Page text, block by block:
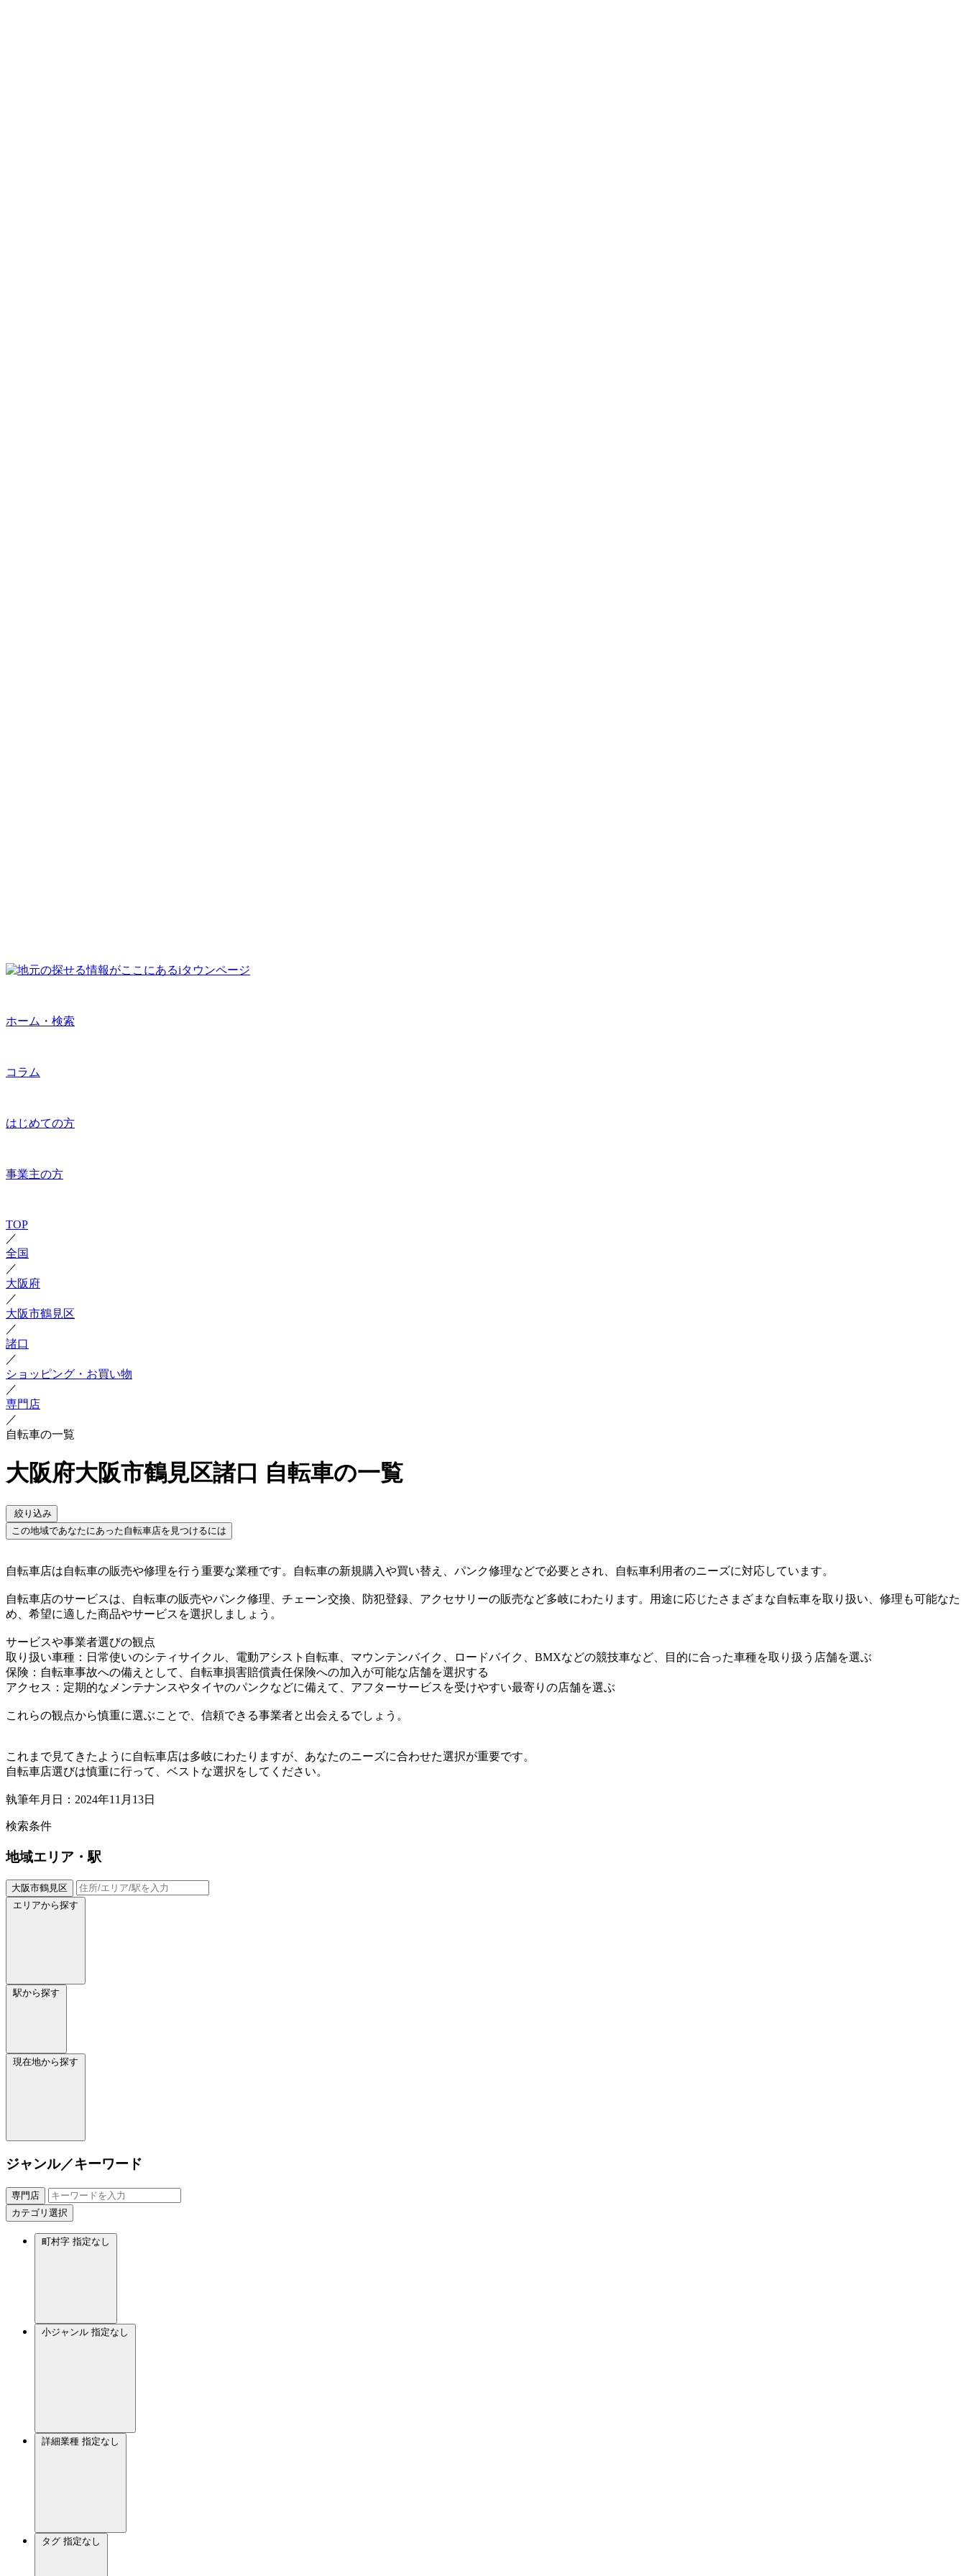
ホーム・検索
コラム
はじめての方
事業主の方
TOP
／
全国
／
大阪府
／
大阪市鶴見区
／
諸口
／
ショッピング・お買い物
／
専門店
／
自転車の一覧
大阪府大阪市鶴見区諸口 自転車の一覧
絞り込み
この地域であなたにあった自転車店を見つけるには
自転車店は自転車の販売や修理を行う重要な業種です。自転車の新規購入や買い替え、パンク修理などで必要とされ、自転車利用者のニーズに対応しています。
自転車店のサービスは、自転車の販売やパンク修理、チェーン交換、防犯登録、アクセサリーの販売など多岐にわたります。用途に応じたさまざまな自転車を取り扱い、修理も可能なた
め、希望に適した商品やサービスを選択しましょう。
サービスや事業者選びの観点
取り扱い車種：日常使いのシティサイクル、電動アシスト自転車、マウンテンバイク、ロードバイク、BMXなどの競技車など、目的に合った車種を取り扱う店舗を選ぶ
保険：自転車事故への備えとして、自転車損害賠償責任保険への加入が可能な店舗を選択する
アクセス：定期的なメンテナンスやタイヤのパンクなどに備えて、アフターサービスを受けやすい最寄りの店舗を選ぶ
これらの観点から慎重に選ぶことで、信頼できる事業者と出会えるでしょう。
これまで見てきたように自転車店は多岐にわたりますが、あなたのニーズに合わせた選択が重要です。
自転車店選びは慎重に行って、ベストな選択をしてください。
執筆年月日：2024年11月13日
検索条件
地域エリア・駅
大阪市鶴見区
エリアから探す
駅から探す
現在地から探す
ジャンル／キーワード
専門店
カテゴリ選択
町村字 指定なし
小ジャンル 指定なし
詳細業種 指定なし
タグ 指定なし